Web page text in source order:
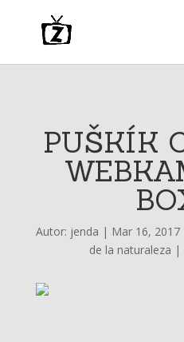
PUŠKÍK
Autor: jenda | Mar 16, 2017
de la naturaleza |